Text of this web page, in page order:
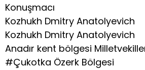
Konuşmacı
Kozhukh Dmitry Anatolyevich
Kozhukh Dmitry Anatolyevich
Anadır kent bölgesi
#Çukotka Özerk Bölgesi